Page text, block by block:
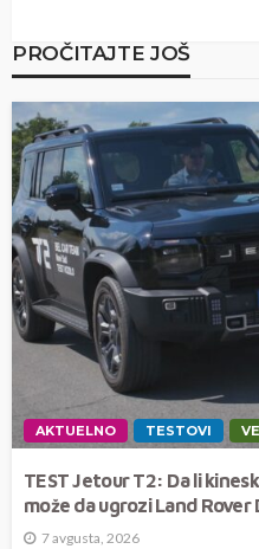
PROČITAJTE JOŠ
AKTUELNO TESTOVI
TEST Jetour T2: Da li
može da ugrozi Land Rover
7 avgusta, 2026